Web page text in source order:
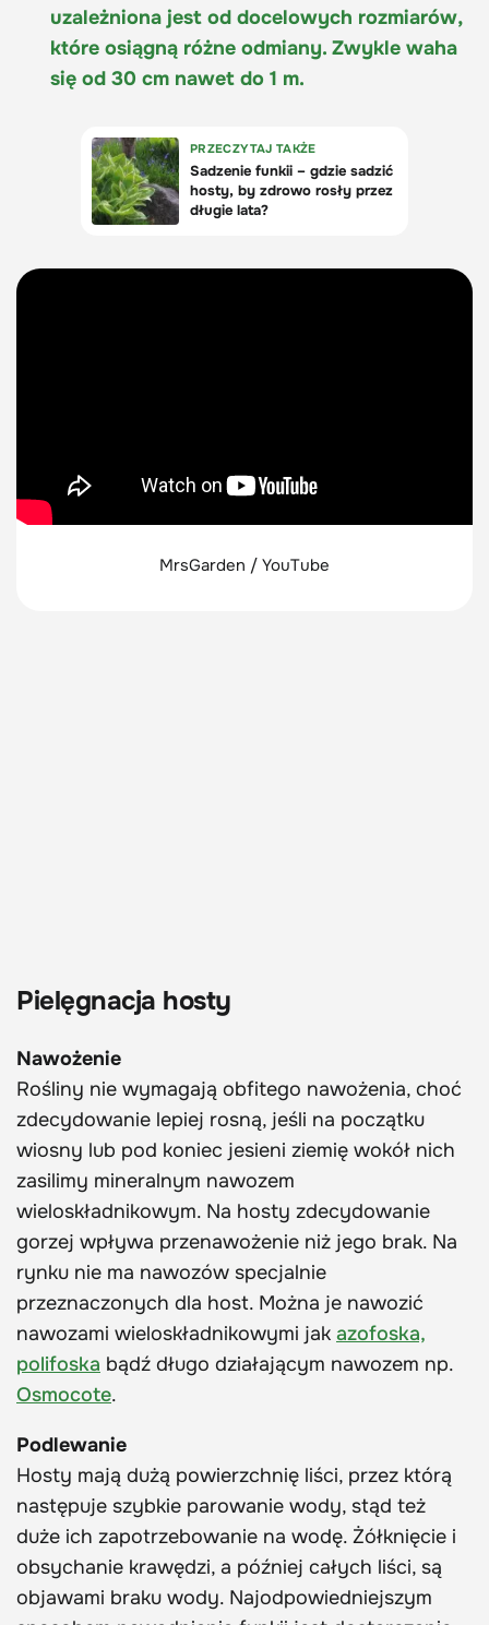
uzależniona jest od docelowych rozmiarów,
które osiągną różne odmiany. Zwykle waha
się od 30 cm nawet do 1 m.
MrsGarden / YouTube
Pielęgnacja hosty
Nawożenie
Rośliny nie wymagają obfitego nawożenia, choć
zdecydowanie lepiej rosną, jeśli na początku
wiosny lub pod koniec jesieni ziemię wokół nich
zasilimy mineralnym nawozem
wieloskładnikowym. Na hosty zdecydowanie
gorzej wpływa przenawożenie niż jego brak. Na
rynku nie ma nawozów specjalnie
przeznaczonych dla host. Można je nawozić
nawozami wieloskładnikowymi jak azofoska,
polifoska bądź długo działającym nawozem np.
Osmocote.
Podlewanie
Hosty mają dużą powierzchnię liści, przez którą
następuje szybkie parowanie wody, stąd też
duże ich zapotrzebowanie na wodę. Żółknięcie i
obsychanie krawędzi, a później całych liści, są
objawami braku wody. Najodpowiedniejszym